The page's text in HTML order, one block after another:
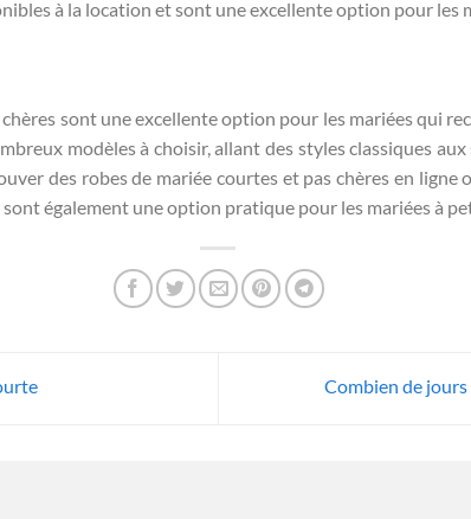
à la location et sont une excellente option pour les
sont une excellente option pour les mariées qui
modèles à choisir, allant des styles classiques
des robes de mariée courtes et pas chères en ligne
sont également une option pratique pour les mariées à
Combien de jours